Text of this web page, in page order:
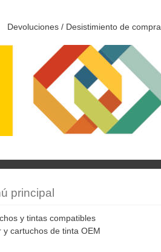
Devoluciones / Desistimiento de compra
principal
y tintas compatibles
y cartuchos de tinta OEM